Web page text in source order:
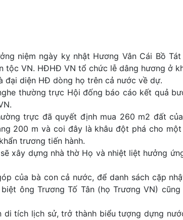
niệm ngày kỵ nhật Hương Vân Cái Bồ
tộc VN. HĐHĐ VN tổ chức lễ dâng hương ở
diện HĐ dòng họ trên cả nước về dự.
thường trực Hội đống báo cáo kết quả
trực đã quyết định mua 260 m2 đất
200 m và coi đây là khâu đột phá cho
trương tiến hành.
xây dựng nhà thờ Họ và nhiệt liệt hưởng
của bà con cả nước, để danh sách cặp
ông Trương Tố Tân (họ Trương VN)
tích lịch sử, trở thành biểu tượng dựng